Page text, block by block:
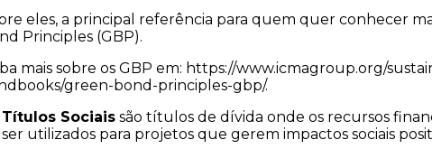
eles, a principal referência para quem quer conhecer
Principles (GBP).
mais sobre os GBP em: https://www.icmagroup.org/
green-bond-principles-gbp/.
Títulos Sociais são títulos de dívida onde os recursos
utilizados para projetos que gerem impactos sociais